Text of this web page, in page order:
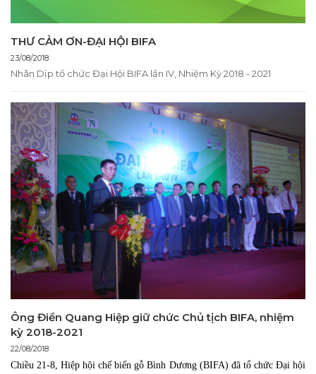
THƯ CẢM ƠN-ĐẠI HỘI BIFA
23/08/2018
Nhân Dịp tổ chức Đại Hội BIFA lần IV, Nhiệm Kỳ 2018 - 2021
Ông Điền Quang Hiệp giữ chức Chủ tịch BIFA, nhiệm
kỳ 2018-2021
22/08/2018
Chiều 21-8, Hiệp hội chế biến gỗ Bình Dương (BIFA) đã tổ chức Đại hội